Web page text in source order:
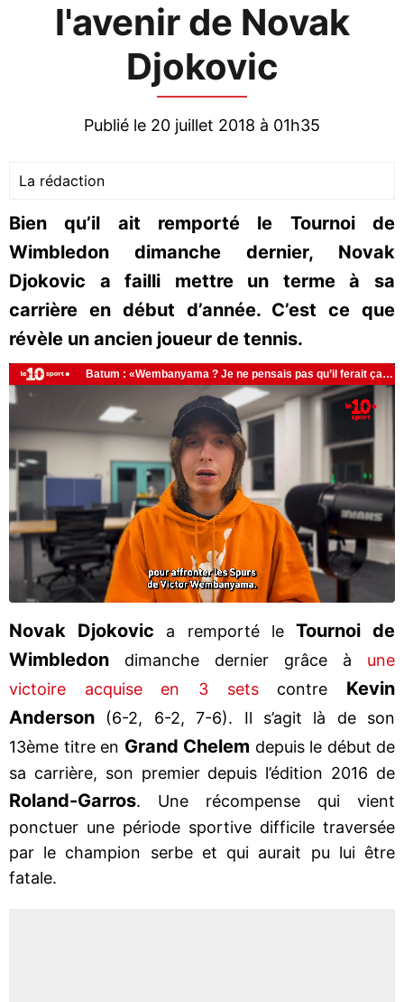
l'avenir de Novak
Djokovic
Publié le 20 juillet 2018 à 01h35
La rédaction
Bien qu’il ait remporté le Tournoi de
Wimbledon dimanche dernier, Novak
Djokovic a failli mettre un terme à sa
carrière en début d’année. C’est ce que
révèle un ancien joueur de tennis.
Novak Djokovic a remporté le Tournoi de
Wimbledon dimanche dernier grâce à une
victoire acquise en 3 setscontre Kevin
Anderson (6-2, 6-2, 7-6). Il s’agit là de son
13ème titre en Grand Chelem depuis le début de
sa carrière, son premier depuis l’édition 2016 de
Roland-Garros. Une récompense qui vient
ponctuer une période sportive difficile traversée
par le champion serbe et qui aurait pu lui être
fatale.